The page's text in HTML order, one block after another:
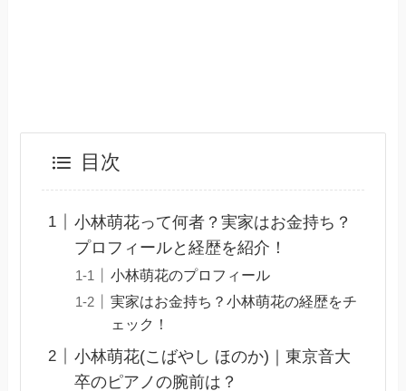
目次
小林萌花って何者？実家はお金持ち？
プロフィールと経歴を紹介！
小林萌花のプロフィール
実家はお金持ち？小林萌花の経歴をチ
ェック！
小林萌花(こばやし ほのか)｜東京音大
卒のピアノの腕前は？